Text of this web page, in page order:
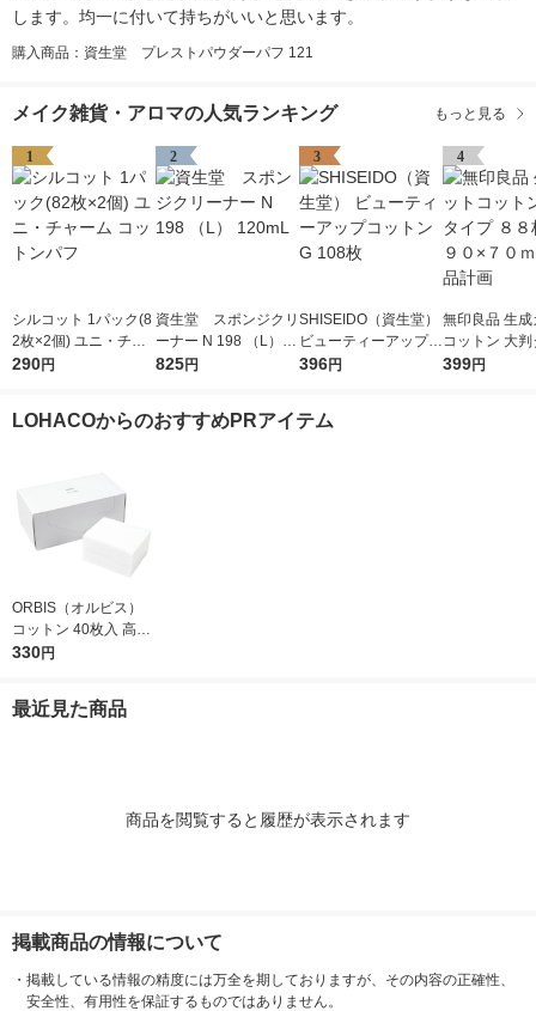
します。均一に付いて持ちがいいと思います。
購入商品：資生堂 プレストパウダーパフ 121
メイク雑貨・アロマの人気ランキング もっと見る
1
シルコット 1パック(8
2枚×2個) ユニ・チャ
ーム コットンパフ
290円
2
資生堂 スポンジクリ
ーナー N 198 （L） 1
20mL
825円
3
SHISEIDO（資生堂）
ビューティーアップコ
ットン G 108枚
396円
4
無印良品 生成
コットン 大
８８枚入 約
399円
LOHACOからのおすすめPRアイテム
ORBIS（オルビス）
コットン 40枚入 高級
綿100％
330円
最近見た商品
商品を閲覧すると履歴が表示されます
掲載商品の情報について
・ 掲載している情報の精度には万全を期しておりますが、その内容の正確性、
安全性、有用性を保証するものではありません。